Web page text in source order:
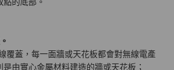
覆蓋，每一面牆或天花板都會對無線電產
由實心金屬材料建造的牆或天花板；